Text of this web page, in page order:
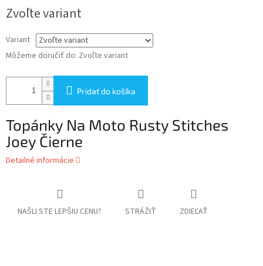
Zvoľte variant
Variant
Môžeme doručiť do: Zvoľte variant
Pridať do košíka
Topánky Na Moto Rusty Stitches
Joey Čierne
Detailné informácie
NAŠLI STE LEPŠIU CENU? STRÁŽIŤ ZDIEĽAŤ